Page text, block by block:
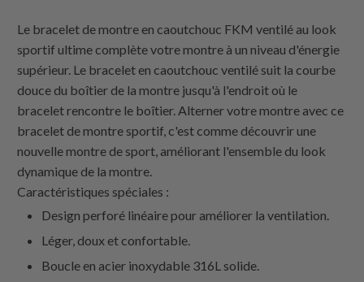
Le bracelet de montre en caoutchouc FKM ventilé au look
sportif ultime complète votre montre à un niveau d'énergie
supérieur. Le bracelet en caoutchouc ventilé suit la courbe
douce du boîtier de la montre jusqu'à l'endroit où le
bracelet rencontre le boîtier. Alterner votre montre avec ce
bracelet de montre sportif, c'est comme découvrir une
nouvelle montre de sport, améliorant l'ensemble du look
dynamique de la montre.
Caractéristiques spéciales :
Design perforé linéaire pour améliorer la ventilation.
Léger, doux et confortable.
Boucle en acier inoxydable 316L solide.